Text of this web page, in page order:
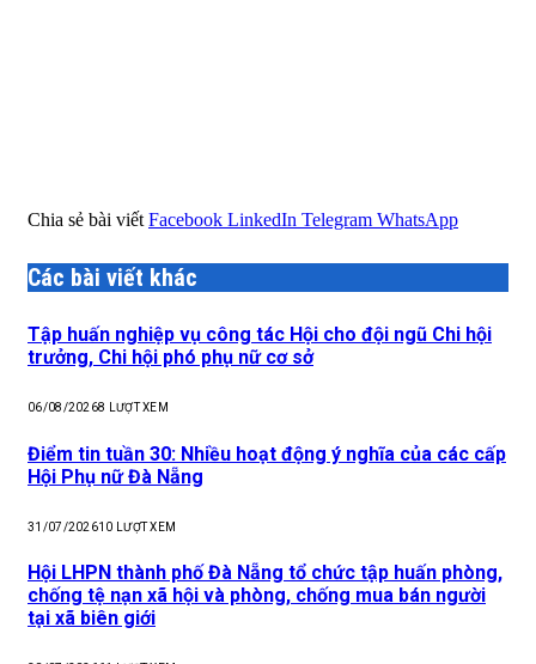
Chia sẻ bài viết Facebook LinkedIn Telegram WhatsApp
Các bài viết khác
Tập huấn nghiệp vụ công tác Hội cho đội ngũ Chi hội
trưởng, Chi hội phó phụ nữ cơ sở
06/08/20268 LƯỢT XEM
Điểm tin tuần 30: Nhiều hoạt động ý nghĩa của các cấp
Hội Phụ nữ Đà Nẵng
31/07/202610 LƯỢT XEM
Hội LHPN thành phố Đà Nẵng tổ chức tập huấn phòng,
chống tệ nạn xã hội và phòng, chống mua bán người
tại xã biên giới